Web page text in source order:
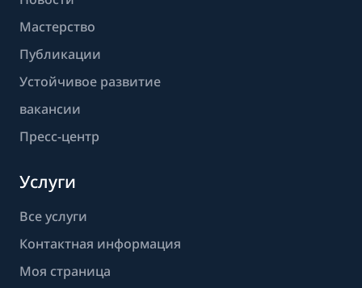
Мастерство
Публикации
Устойчивое развитие
вакансии
Пресс-центр
Услуги
Все услуги
Контактная информация
Моя страница